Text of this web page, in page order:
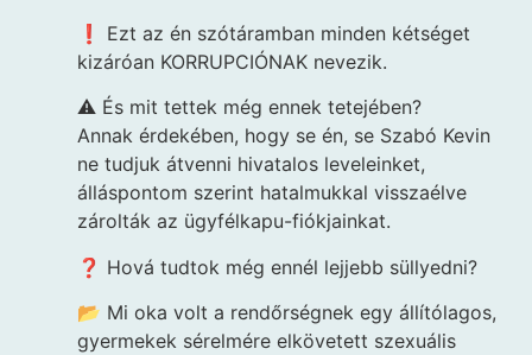
❗ Ezt az én szótáramban minden kétséget
kizáróan KORRUPCIÓNAK nevezik.
⚠️ És mit tettek még ennek tetejében?
Annak érdekében, hogy se én, se Szabó Kevin
ne tudjuk átvenni hivatalos leveleinket,
álláspontom szerint hatalmukkal visszaélve
zárolták az ügyfélkapu-fiókjainkat.
❓ Hová tudtok még ennél lejjebb süllyedni?
📂 Mi oka volt a rendőrségnek egy állítólagos,
gyermekek sérelmére elkövetett szexuális